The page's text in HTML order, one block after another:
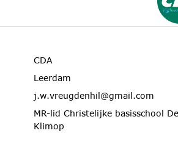
CDA
Leerdam
j.w.vreugdenhil@gmail.com
MR-lid Christelijke basisschool De
Klimop